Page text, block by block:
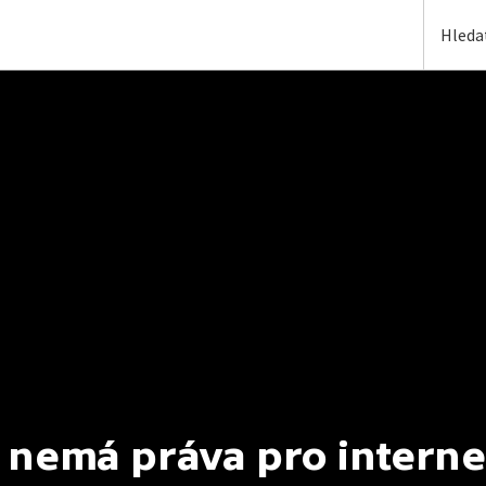
nemá práva pro